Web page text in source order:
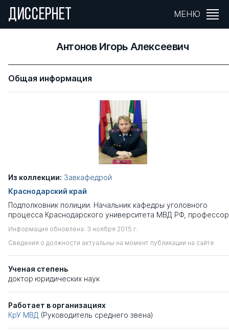
ДИССЕРНЕТ МЕНЮ
Антонов Игорь Алексеевич
Общая информация
Из коллекции: Завкафедрой
Краснодарский край
Подполковник полиции. Начальник кафедры уголовного
процесса Краснодарского университета МВД РФ,
Информация обновлена: 3 ноября 2015 г.
Сведения о должности актуальны на момент публикации на сайте
Ученая степень
доктор юридических наук
Работает в организациях
КрУ МВД (Руководитель среднего звена)